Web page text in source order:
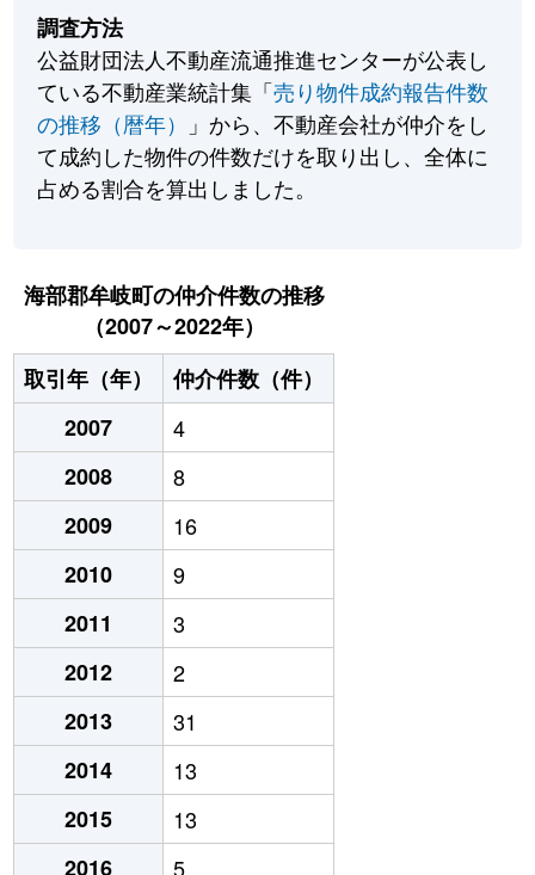
調査方法
公益財団法人不動産流通推進センターが公表し
ている不動産業統計集「売り物件成約報告件数
の推移（暦年）
」から、不動産会社が仲介をし
て成約した物件の件数だけを取り出し、全体に
占める割合を算出しました。
海部郡牟岐町の仲介件数の推移
（2007～2022年）
取引年（年）
仲介件数（件）
2007
4
2008
8
2009
16
2010
9
2011
3
2012
2
2013
31
2014
13
2015
13
2016
5